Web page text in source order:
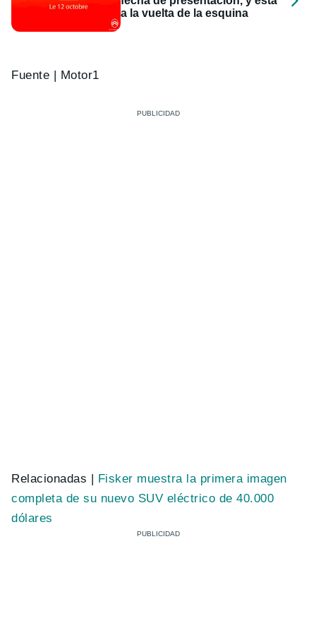
a la vuelta de la esquina
Fuente | Motor1
Relacionadas | Fisker muestra la primera imagen
completa de su nuevo SUV eléctrico de 40.000
dólares